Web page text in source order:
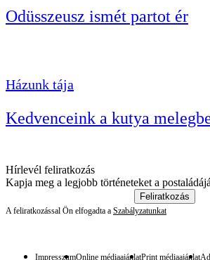
Odüsszeusz ismét partot ér
Házunk tája
Kedvenceink a kutya
Hírlevél feliratkozás
Kapja meg a legjobb történeteket a
Feliratkozás
A feliratkozással Ön elfogadta a Szabályzatunkat
ImpresszumOnline médiaajánlatPrint médiaajánlat